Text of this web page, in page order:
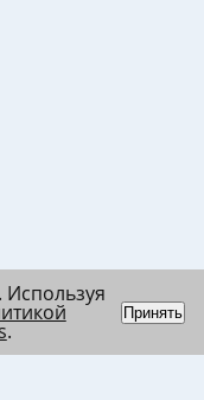
Используя
.
Принять